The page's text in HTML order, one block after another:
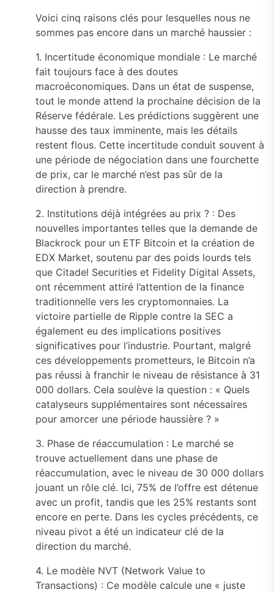
Voici cinq raisons clés pour lesquelles nous ne
sommes pas encore dans un marché haussier :
1. Incertitude économique mondiale : Le marché
fait toujours face à des doutes
macroéconomiques. Dans un état de suspense,
tout le monde attend la prochaine décision de la
Réserve fédérale. Les prédictions suggèrent une
hausse des taux imminente, mais les détails
restent flous. Cette incertitude conduit souvent à
une période de négociation dans une fourchette
de prix, car le marché n’est pas sûr de la
direction à prendre.
2. Institutions déjà intégrées au prix ? : Des
nouvelles importantes telles que la demande de
Blackrock pour un ETF Bitcoin et la création de
EDX Market, soutenu par des poids lourds tels
que Citadel Securities et Fidelity Digital Assets,
ont récemment attiré l’attention de la finance
traditionnelle vers les cryptomonnaies. La
victoire partielle de Ripple contre la SEC a
également eu des implications positives
significatives pour l’industrie. Pourtant, malgré
ces développements prometteurs, le Bitcoin n’a
pas réussi à franchir le niveau de résistance à 31
000 dollars. Cela soulève la question : « Quels
catalyseurs supplémentaires sont nécessaires
pour amorcer une période haussière ? »
3. Phase de réaccumulation : Le marché se
trouve actuellement dans une phase de
réaccumulation, avec le niveau de 30 000 dollars
jouant un rôle clé. Ici, 75% de l’offre est détenue
avec un profit, tandis que les 25% restants sont
encore en perte. Dans les cycles précédents, ce
niveau pivot a été un indicateur clé de la
direction du marché.
4. Le modèle NVT (Network Value to
Transactions) : Ce modèle calcule une « juste